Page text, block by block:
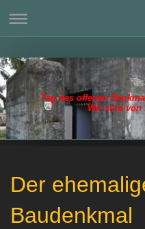
Tag des offenen
Wir sind von
Der
Baudenkmal